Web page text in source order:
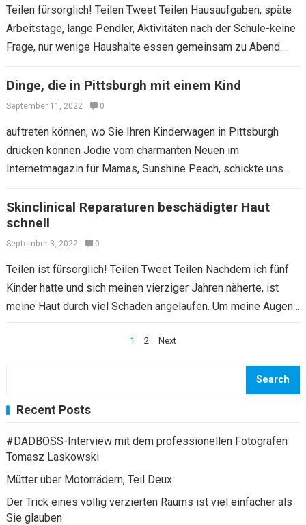
Teilen fürsorglich! Teilen Tweet Teilen Hausaufgaben, späte
Arbeitstage, lange Pendler, Aktivitäten nach der Schule-keine
Frage, nur wenige Haushalte essen gemeinsam zu Abend.
entscheidender…
Dinge, die in Pittsburgh mit einem Kind
September 11, 2022 0
auftreten können, wo Sie Ihren Kinderwagen in Pittsburgh
drücken können Jodie vom charmanten Neuen im
Internetmagazin für Mamas, Sunshine Peach, schickte uns
Skinclinical Reparaturen beschädigter Haut
schnell
September 3, 2022 0
Teilen ist fürsorglich! Teilen Tweet Teilen Nachdem ich fünf
Kinder hatte und sich meinen vierziger Jahren näherte, ist
meine Haut durch viel Schaden angelaufen. Um meine Augen
1 2 Next
Search
Recent Posts
#DADBOSS-Interview mit dem professionellen Fotografen
Tomasz Laskowski
Mütter über Motorrädern, Teil Deux
Der Trick eines völlig verzierten Raums ist viel einfacher als
Sie glauben